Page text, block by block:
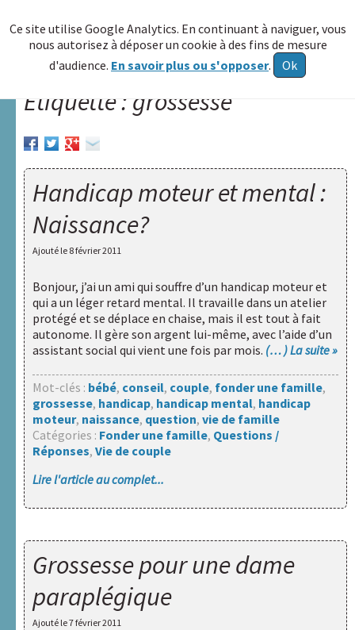
Ce site utilise Google Analytics. En continuant à naviguer, vous
nous autorisez à déposer un cookie à des fins de mesure
d'audience. En savoir plus ou s'opposer. Ok
≡
Allez au
contenu
Accueil
A.R.A.P.H.
HAXY
A
propos
une
question
Centre de
documentation
Liens
utiles
Actualités
sites
A.R.A.P.H.
Étiquette : grossesse
Handicap moteur et mental :
Naissance?
Ajouté le 8 février 2011
Bonjour, j’ai un ami qui souffre d’un handicap moteur et
qui a un léger retard mental. Il travaille dans un atelier
protégé et se déplace en chaise, mais il est tout à fait
autonome. Il gère son argent lui-même, avec l’aide d’un
assistant social qui vient une fois par mois. (… ) La suite »
Mot-clés : bébé, conseil, couple, fonder une famille,
grossesse, handicap, handicap mental, handicap
moteur, naissance, question, vie de famille
Catégories : Fonder une famille, Questions /
Réponses, Vie de couple
Lire l'article au complet...
Grossesse pour une dame
paraplégique
Ajouté le7 février 2011